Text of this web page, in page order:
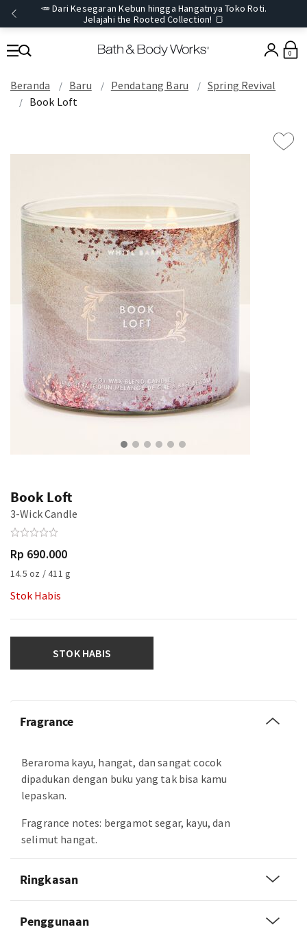
🥕 Dari Kesegaran Kebun hingga Hangatnya Toko Roti.
Jelajahi the Rooted Collection! 🍞
0
Beranda Baru Pendatang Baru
Spring Revival
Book Loft
Book Loft
3-Wick Candle
Rp 690.000
14.5 oz / 411 g
Stok Habis
STOK HABIS
Fragrance
Beraroma kayu, hangat, dan sangat cocok
dipadukan dengan buku yang tak bisa kamu
lepaskan.
Fragrance notes: bergamot segar, kayu, dan
selimut hangat.
Ringkasan
Penggunaan